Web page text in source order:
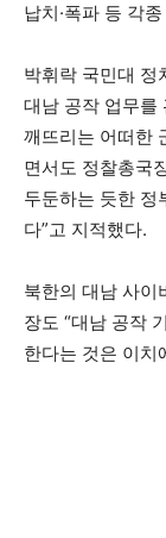
납치·폭파 등 각
박휘락 국민대 정
대남 공작 업무를
깨뜨리는 어떠한
면서도 정찰총국
두둔하는 듯한 정
다”고 지적했다.
북한의 대남 사이
장도 “대남 공작
한다는 것은 이치